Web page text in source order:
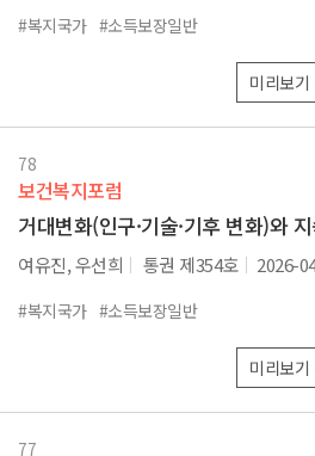
#복지국가 #소득보장일반
미리보기
78
보건복지포럼
거대변화(인구·기술·기후 변화)와
여유진, 우선희 통권 제354호 2026-
#복지국가 #소득보장일반
미리보기
77